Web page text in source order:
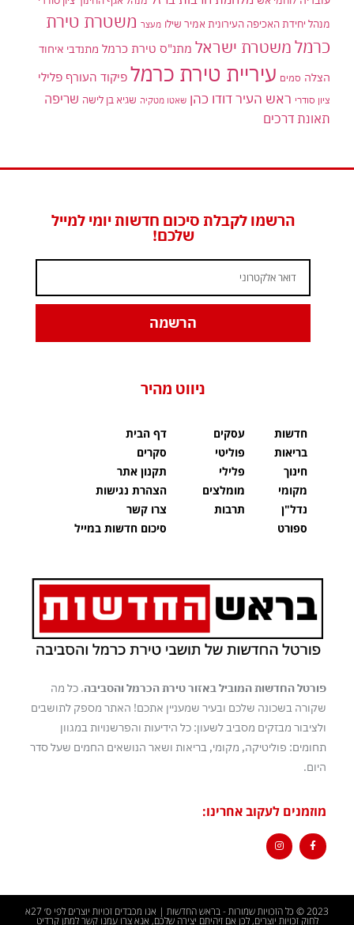
מנהל יחידת האכיפה העירונית אמיר שילו מעצר משטרת טירת
כרמלמשטרת ישראל מתנ"ס טירת כרמל מתנדבי איחוד
הצלה סמים עיריית טירת כרמל פיקוד העורף פלילי
ציון סודרי ראש העיר דודו כהן שאטו מטקיה שגיא בן לישה שריפה
תאונת דרכים
הרשמו לקבלת סיכום חדשות יומי למייל
שלכם!
הרשמה
ניווט מהיר
חדשות
בריאות
חינוך
מקומי
נדל"ן
ספורט
עסקים
פוליטי
פלילי
מומלצים
תרבות
דף הבית
סקרים
תקנון אתר
הצהרת נגישות
צרו קשר
סיכום חדשות במייל
פורטל החדשות המוביל באזור טירת הכרמל והסביבה. כל מה
שקורה בשכונה שלכם ובעיר שמעניין אתכם! האתר מספק לתושבים
ולציבור מבזקים מסביב לשעון: כל הידיעות והפרשנויות במגוון
תחומים: פוליטיקה, מקומי, בריאות ושאר הנושאים החמים שעל סדר
היום.
מוזמנים לעקוב אחרינו:
2023 © כל הזכויות שמורות - בראש החדשות | אנו מכבדים זכויות יוצרים לפי ס׳ 27א
לחוק זכויות יוצרים, לכן אם זיהיתם יצירה שלכם, אנא צרו עמנו קשר למתן קרדיט